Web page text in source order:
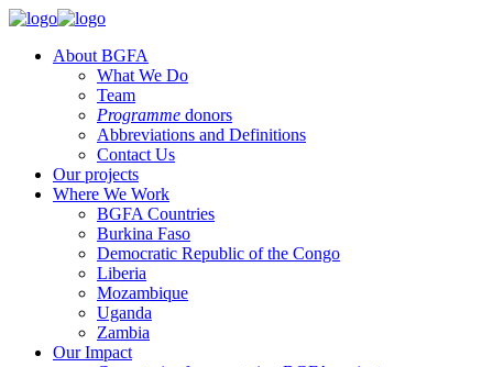
About BGFA
What We Do
Team
Programme donors
Abbreviations and Definitions
Contact Us
Our projects
Where We Work
BGFA Countries
Burkina Faso
Democratic Republic of the Congo
Liberia
Mozambique
Uganda
Zambia
Our Impact